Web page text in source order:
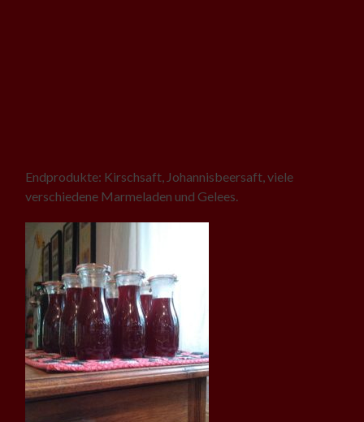
Endprodukte: Kirschsaft, Johannisbeersaft, viele
verschiedene Marmeladen und Gelees.